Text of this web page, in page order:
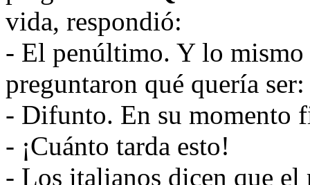
vida, respondió:
- El penúltimo. Y lo mismo
preguntaron qué quería ser:
- Difunto. En su momento
- ¡Cuánto tarda esto!
- Los italianos dicen que el